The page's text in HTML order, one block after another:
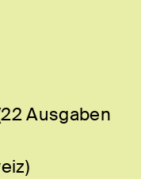
Ausgaben